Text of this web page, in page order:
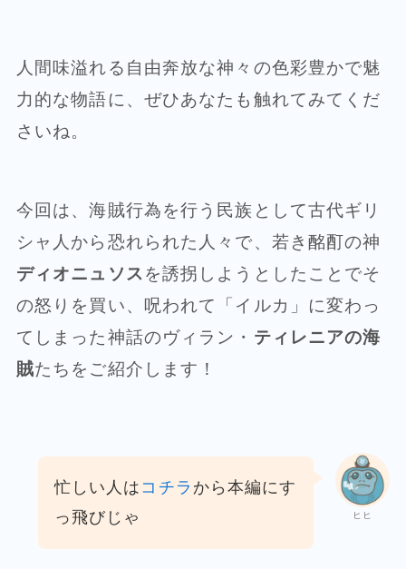
人間味溢れる自由奔放な神々の色彩豊かで魅
力的な物語に、ぜひあなたも触れてみてくだ
さいね。
今回は、海賊行為を行う民族として古代ギリ
シャ人から恐れられた人々で、若き酩酊の神
ディオニュソス を誘拐しようとしたことでそ
の怒りを買い、呪われて「イルカ」に変わっ
てしまった神話のヴィラン・ ティレニアの海
賊たちをご紹介します！
ヒヒ
忙しい人は コチラ から本編にす
っ飛びじゃ